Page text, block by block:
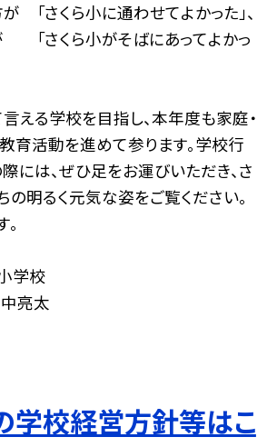
さくら小に通わせてよかった」、
さくら小がそばにあってよかっ
言える学校を目指し、本年度も家庭・
育活動を進めて参ります。学校行
には、ぜひ足をお運びいただき、さ
の明るく元気な姿をご覧ください。
学校
亮太
学校経営方針等はこ